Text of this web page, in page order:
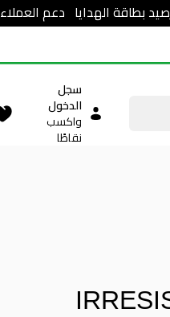
بطاقة الهدايا دعم العملاء
سجل
الدخول
واكسب
نقاطًا